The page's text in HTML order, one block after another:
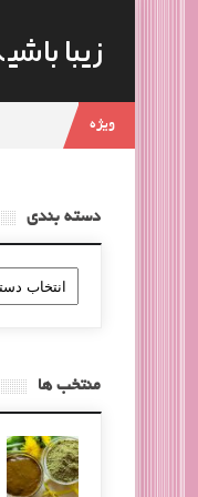
زیبا
ویژه
دسته بندی
دسته
بندی
منتخب ها